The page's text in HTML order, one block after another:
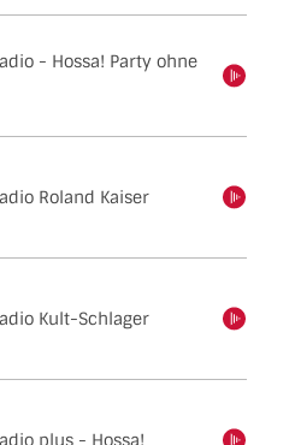
- Hossa! Party ohne
einschalten
Roland Kaiser
einschalten
Kult-Schlager
einschalten
plus - Hossa!